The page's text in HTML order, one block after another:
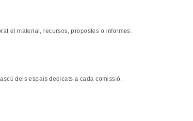
el material, recursos, propostes o informes.
dels espais dedicats a cada comissió.